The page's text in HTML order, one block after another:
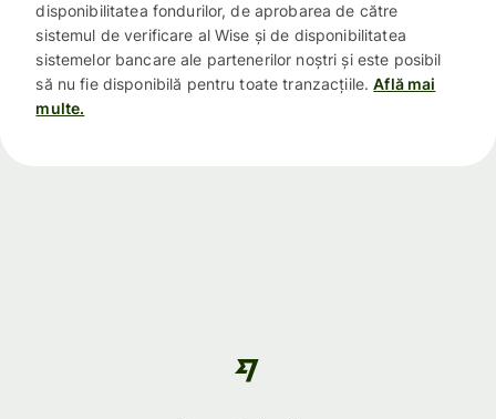
disponibilitatea fondurilor, de aprobarea de către
sistemul de verificare al Wise și de disponibilitatea
sistemelor bancare ale partenerilor noștri și este posibil
să nu fie disponibilă pentru toate tranzacțiile. Află mai
multe.